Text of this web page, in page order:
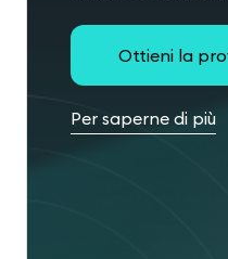
Ottieni la
Per saperne di più